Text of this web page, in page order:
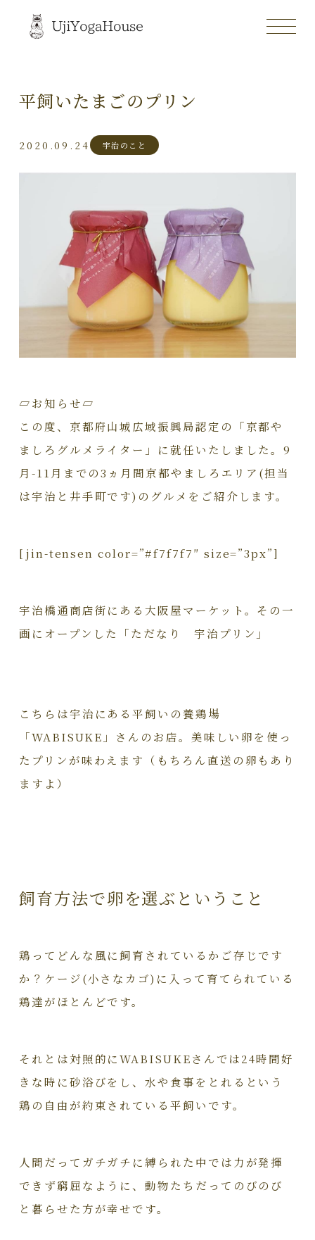
平飼いたまごのプリン
2020.09.24 宇治のこと
▱お知らせ▱
この度、京都府山城広域振興局認定の「京都や
ましろグルメライター」に就任いたしました。9
月-11月までの3ヵ月間京都やましろエリア(担当
は宇治と井手町です)のグルメをご紹介します。
[jin-tensen color=”#f7f7f7″ size=”3px”]
宇治橋通商店街にある大阪屋マーケット。その一
画にオープンした「ただなり 宇治プリン」
こちらは宇治にある平飼いの養鶏場
「WABISUKE」さんのお店。美味しい卵を使っ
たプリンが味わえます（もちろん直送の卵もあり
ますよ）
飼育方法で卵を選ぶということ
鶏ってどんな風に飼育されているかご存じです
か？ケージ(小さなカゴ)に入って育てられている
鶏達がほとんどです。
それとは対照的にWABISUKEさんでは24時間好
きな時に砂浴びをし、水や食事をとれるという
鶏の自由が約束されている平飼いです。
人間だってガチガチに縛られた中では力が発揮
できず窮屈なように、動物たちだってのびのび
と暮らせた方が幸せです。